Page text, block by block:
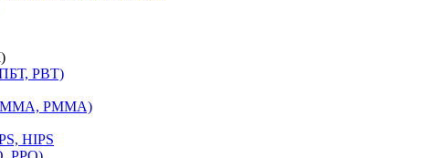
РВТ)
PMMA)
HIPS